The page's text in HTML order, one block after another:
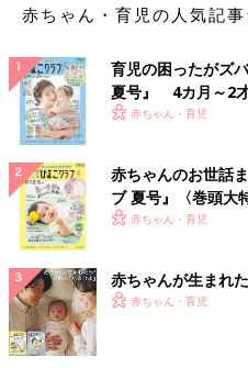
赤ちゃん・育児の人気記
育児の困ったがズ
夏号』 4カ月～2
いっぱい！
赤ちゃん・育児
赤ちゃんのお世話
ブ 夏号』〈巻頭大
く！ おっぱい・ミ
赤ちゃん・育児
赤ちゃんが生まれ
赤ちゃん・育児